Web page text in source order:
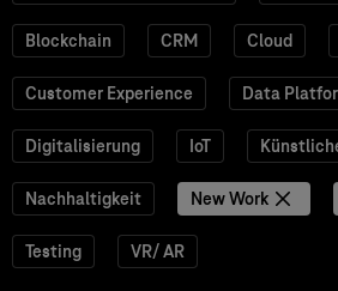
Blockchain CRM Cloud
Customer Experience Data
Digitalisierung IoT
Nachhaltigkeit New Work
Testing VR/ AR